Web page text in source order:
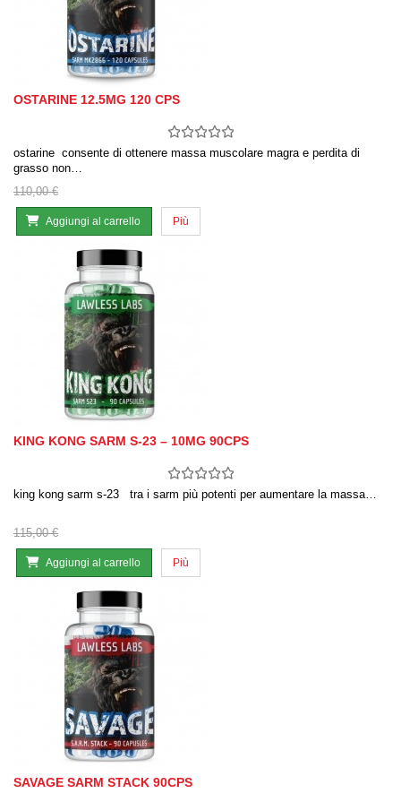
OSTARINE 12.5MG 120 CPS
ostarine consente di ottenere massa muscolare magra e perdita di
grasso non…
110,00 €
Aggiungi al carrello Più
KING KONG SARM S-23 – 10MG 90CPS
king kong sarm s-23 tra i sarm più potenti per aumentare la massa…
115,00 €
Aggiungi al carrello Più
SAVAGE SARM STACK 90CPS